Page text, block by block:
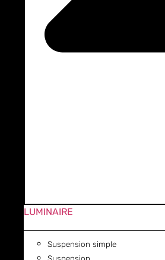
LUMINAIRE
Suspension simple